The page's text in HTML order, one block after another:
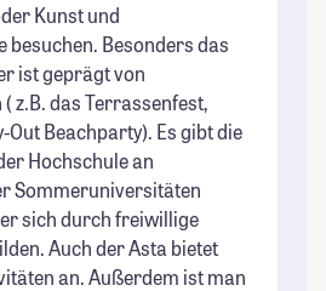
Kunst und
besuchen. Besonders das
ist geprägt von
z.B. das Terrassenfest,
Out Beachparty). Es gibt die
Hochschule an
Sommeruniversitäten
sich durch freiwillige
Auch der Asta bietet
an. Außerdem ist man